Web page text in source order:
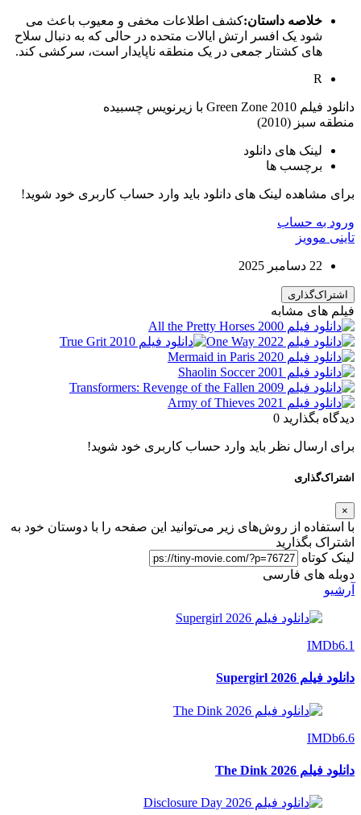
خلاصه داستان:کشف اطلاعات مخفی و معیوب باعث می
شود یک افسر ارتش ایالات متحده در حالی که به دنبال سلاح
های کشتار جمعی در یک منطقه ناپایدار است، سرکشی کند.
R
دانلود فیلم Green Zone 2010 با زیرنویس چسبیده
منطقه سبز (2010)
لینک های دانلود
برچسب ها
برای مشاهده لینک های دانلود باید وارد حساب کاربری خود شوید!
ورود به حساب
تاینی موویز
22 دسامبر 2025
اشتراک‌گذاری
فیلم های مشابه
دیدگاه بگذارید 0
برای ارسال نظر باید وارد حساب کاربری خود شوید!
اشتراک‌گذاری
×
با استفاده از روش‌های زیر می‌توانید این صفحه را با دوستان خود به
اشتراک بگذارید
لینک کوتاه
دوبله های فارسی
آرشیو
IMDb6.1
دانلود فیلم Supergirl 2026
IMDb6.6
دانلود فیلم The Dink 2026